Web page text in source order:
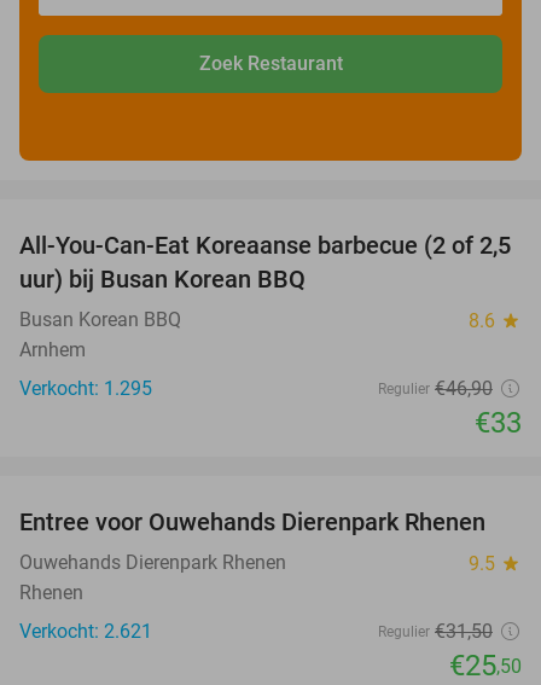
Zoek Restaurant
30%
All-You-Can-Eat Koreaanse barbecue (2 of 2,5
uur) bij Busan Korean BBQ
Busan Korean BBQ 8.6 star
Arnhem
Verkocht: 1.295
Regulier €46,90
€33
19%
Entree voor Ouwehands Dierenpark Rhenen
Ouwehands Dierenpark Rhenen 9.5 star
Rhenen
Verkocht: 2.621
Regulier €31,50
€25,50